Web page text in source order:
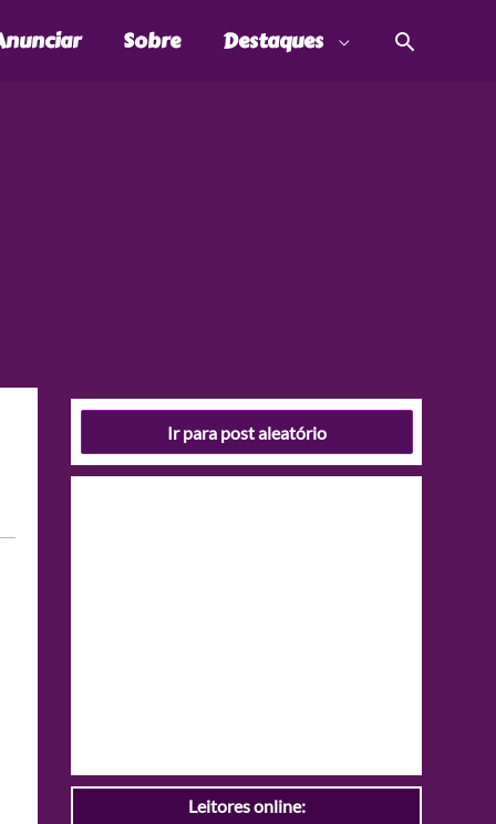
Sobre Destaques
Ir para post aleatório
Leitores online: